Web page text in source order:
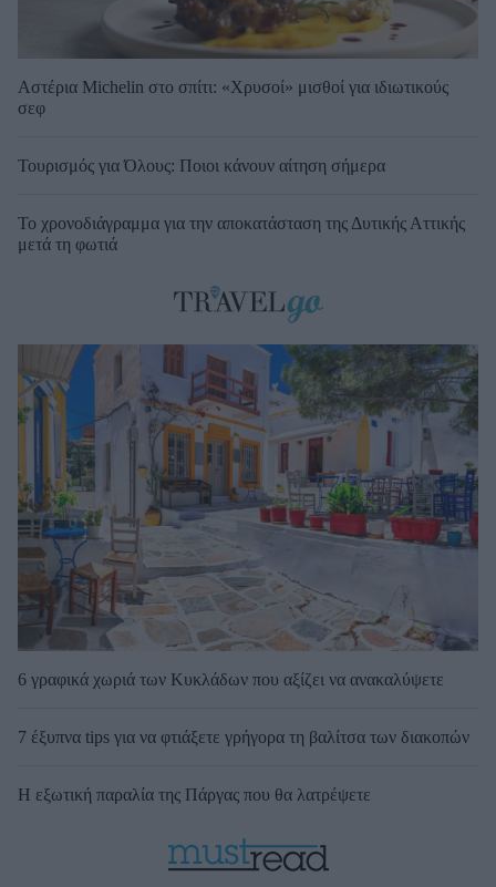
Αστέρια Michelin στο σπίτι: «Χρυσοί» μισθοί για ιδιωτικούς
σεφ
Τουρισμός για Όλους: Ποιοι κάνουν αίτηση σήμερα
Το χρονοδιάγραμμα για την αποκατάσταση της Δυτικής Αττικής
μετά τη φωτιά
6 γραφικά χωριά των Κυκλάδων που αξίζει να ανακαλύψετε
7 έξυπνα tips για να φτιάξετε γρήγορα τη βαλίτσα των διακοπών
Η εξωτική παραλία της Πάργας που θα λατρέψετε